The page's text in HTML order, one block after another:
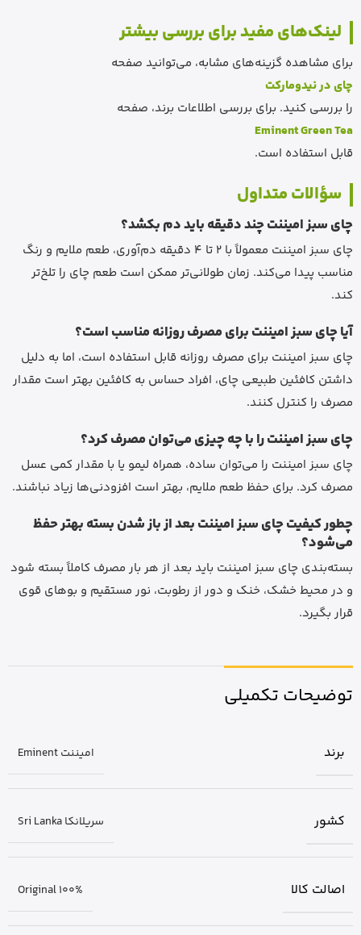
لینک‌های مفید برای بررسی بیشتر
برای مشاهده گزینه‌های مشابه، می‌توانید صفحه
چای در نیدومارکت
را بررسی کنید. برای بررسی اطلاعات برند، صفحه
Eminent Green Tea
قابل استفاده است.
سؤالات متداول
چای سبز امیننت چند دقیقه باید دم بکشد؟
چای سبز امیننت معمولاً با 2 تا 4 دقیقه دم‌آوری، طعم ملایم و رنگ
مناسب پیدا می‌کند. زمان طولانی‌تر ممکن است طعم چای را تلخ‌تر
کند.
آیا چای سبز امیننت برای مصرف روزانه مناسب است؟
چای سبز امیننت برای مصرف روزانه قابل استفاده است، اما به دلیل
داشتن کافئین طبیعی چای، افراد حساس به کافئین بهتر است مقدار
مصرف را کنترل کنند.
چای سبز امیننت را با چه چیزی می‌توان مصرف کرد؟
چای سبز امیننت را می‌توان ساده، همراه لیمو یا با مقدار کمی عسل
مصرف کرد. برای حفظ طعم ملایم، بهتر است افزودنی‌ها زیاد نباشند.
چطور کیفیت چای سبز امیننت بعد از باز شدن بسته بهتر حفظ
می‌شود؟
بسته‌بندی چای سبز امیننت باید بعد از هر بار مصرف کاملاً بسته شود
و در محیط خشک، خنک و دور از رطوبت، نور مستقیم و بوهای قوی
قرار بگیرد.
توضیحات تکمیلی
برند امیننت Eminent
کشور سریلانکا Sri Lanka
اصالت کالا Original 100%